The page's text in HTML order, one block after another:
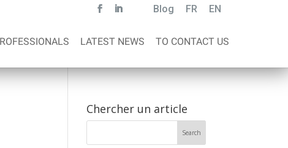
Blog FR EN
LATEST NEWS TO CONTACT US
Chercher un article